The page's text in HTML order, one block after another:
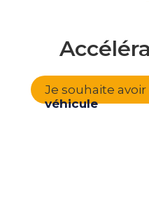
Je souhaite
véhicule